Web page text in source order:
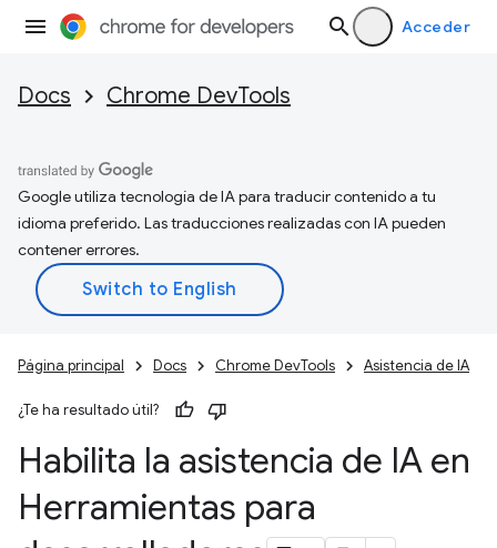
Acceder
Docs Chrome DevTools
Google utiliza tecnología de IA para traducir contenido a tu
idioma preferido. Las traducciones realizadas con IA pueden
contener errores.
Página principal Docs Chrome DevTools Asistencia de IA
¿Te ha resultado útil?
Habilita la asistencia de IA en
Herramientas para